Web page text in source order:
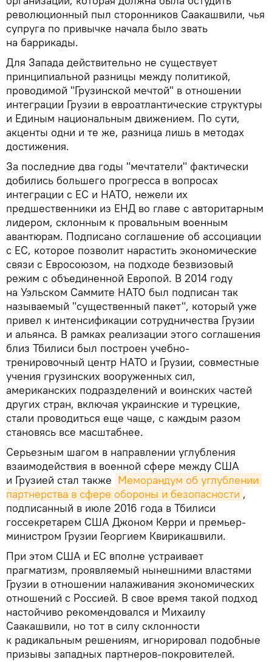
революционный пыл сторонников Саакашвили, чья
супруга по привычке начала было звать
на баррикады.
Для Запада действительно не существует
принципиальной разницы между политикой,
проводимой "Грузинской мечтой" в отношении
интеграции Грузии в евроатлантические структуры
и Единым национальным движением. По сути,
акценты одни и те же, разница лишь в методах
достижения.
За последние два годы "мечтатели" фактически
добились большего прогресса в вопросах
интеграции с ЕС и НАТО, нежели их
предшественники из ЕНД во главе с авторитарным
лидером, склонным к провальным военным
авантюрам. Подписано соглашение об ассоциации
с ЕС, которое позволит нарастить экономические
связи с Евросоюзом, на подходе безвизовый
режим с объединенной Европой. В 2014 году
на Уэльском Саммите НАТО был подписан так
называемый "существенный пакет", который уже
привел к интенсификации сотрудничества Грузии
и альянса. В рамках реализации этого соглашения
близ Тбилиси был построен учебно-
тренировочный центр НАТО и Грузии, совместные
учения грузинских вооруженных сил,
американских подразделений и воинских частей
других стран, включая украинские и турецкие,
стали проводиться еще чаще, с каждым разом
становясь все масштабнее.
Серьезным шагом в направлении углубления
взаимодействия в военной сфере между США
и Грузией стал также Меморандум об углублении
партнерства в сфере обороны и безопасности ,
подписанный в июле 2016 года в Тбилиси
госсекретарем США Джоном Керри и премьер-
министром Грузии Георгием Квирикашвили.
При этом США и ЕС вполне устраивает
прагматизм, проявляемый нынешними властями
Грузии в отношении налаживания экономических
отношений с Россией. В свое время такой подход
настойчиво рекомендовался и Михаилу
Саакашвили, но тот в силу склонности
к радикальным решениям, игнорировал подобные
призывы западных партнеров-покровителей.